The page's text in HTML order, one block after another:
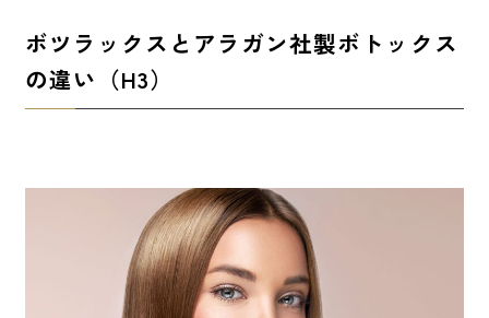
ボツラックスとアラガン社製ボトックス
の違い （H3）